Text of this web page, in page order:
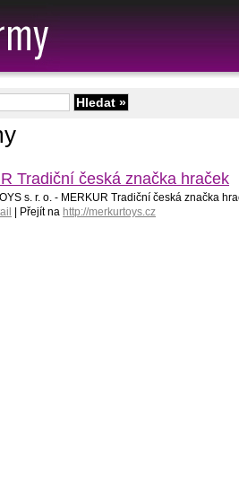
Tradiční česká značka hraček
s. r. o. - MERKUR Tradiční česká značka
| Přejít na http://merkurtoys.cz